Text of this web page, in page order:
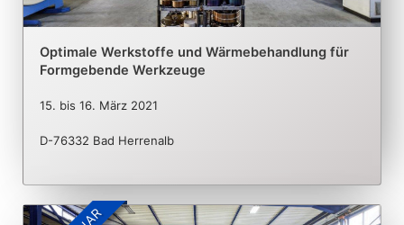
Optimale Werkstoffe und Wärmebehandlung für
Formgebende Werkzeuge
15. bis 16. März 2021
D-76332 Bad Herrenalb